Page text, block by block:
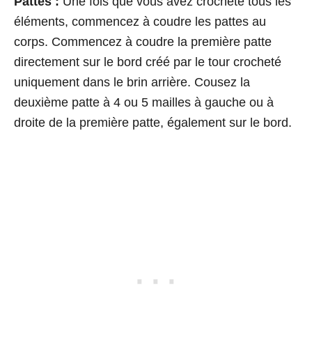
éléments, commencez à coudre les pattes au
corps. Commencez à coudre la première patte
directement sur le bord créé par le tour crocheté
uniquement dans le brin arrière. Cousez la
deuxième patte à 4 ou 5 mailles à gauche ou à
droite de la première patte, également sur le bord.